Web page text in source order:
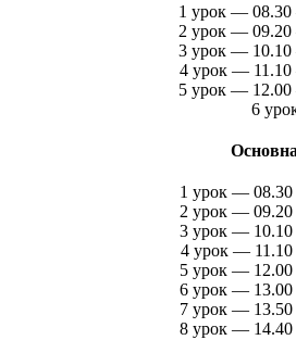
1 урок —
2 урок —
3 урок —
4 урок —
5 урок —
6
1 урок —
2 урок —
3 урок —
4 урок —
5 урок —
6 урок —
7 урок —
8 урок —